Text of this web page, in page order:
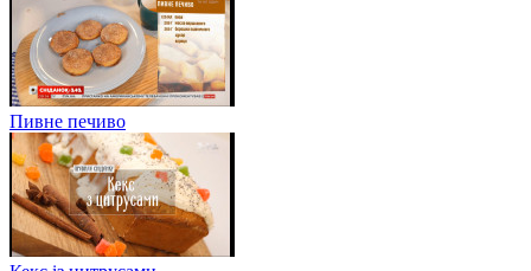
Пивне печиво